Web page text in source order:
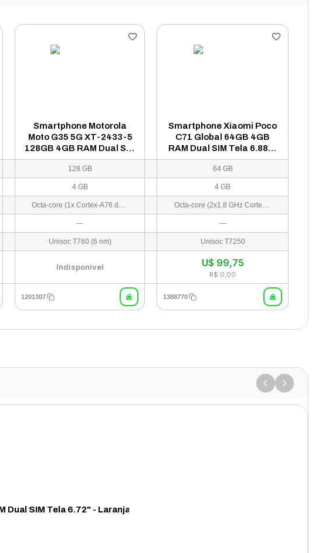
Smartphone Motorola
Moto G35 5G XT-2433-5
128GB 4GB RAM Dual SIM
Tela 6.72" - Preto (Caixa
Slim)
Smartphone Xiaomi Poco
C71 Global 64GB 4GB
RAM Dual SIM Tela 6.88" -
Dourado
128 GB 64 GB
4 GB 4 GB
Octa-core (1x Cortex-A76 de 2,2 GHz, 3x Cortex-A76 e 4x Cortex-A55) Octa-core (2x1.8 GHz Cortex-A75 & 6x1.6 GHz Cortex-A55)
— —
Unisoc T760 (6 nm) Unisoc T7250
Indisponível U$ 99,75
R$ 0,00
1201307 1388770
SIM Tela 6.72" - Laranja